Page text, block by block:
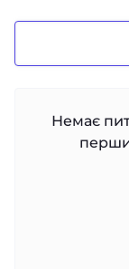
Немає